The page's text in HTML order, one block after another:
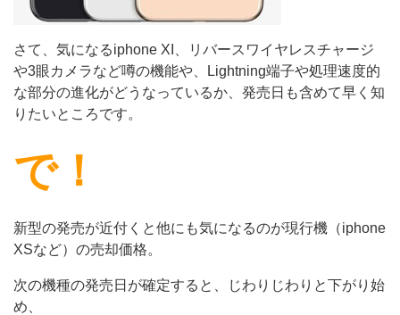
さて、気になるiphone XI、リバースワイヤレスチャージ
や3眼カメラなど噂の機能や、Lightning端子や処理速度的
な部分の進化がどうなっているか、発売日も含めて早く知
りたいところです。
で！
新型の発売が近付くと他にも気になるのが現行機（iphone
XSなど）の売却価格。
次の機種の発売日が確定すると、じわりじわりと下がり始
め、